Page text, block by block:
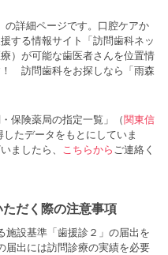
の詳細ページです。口腔ケアか
する情報サイト「訪問歯科ネッ
）が可能な歯医者さんを位置情
訪問歯科をお探しなら「雨森
保険薬局の指定一覧」（関東信
たデータをもとにしていま
ましたら、
こちらから ご連絡く
ただく際の注意事項
施設基準「歯援診２」の届出を
届出には訪問診療の実績を必要